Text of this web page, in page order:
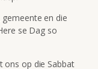
en die
se Dag so
ons op die Sabbat